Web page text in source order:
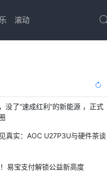
滚动
没了“速成红利”的新能源 ，正式
真实：AOC U27P3U与硬件茶谈
易宝支付解锁公益新高度